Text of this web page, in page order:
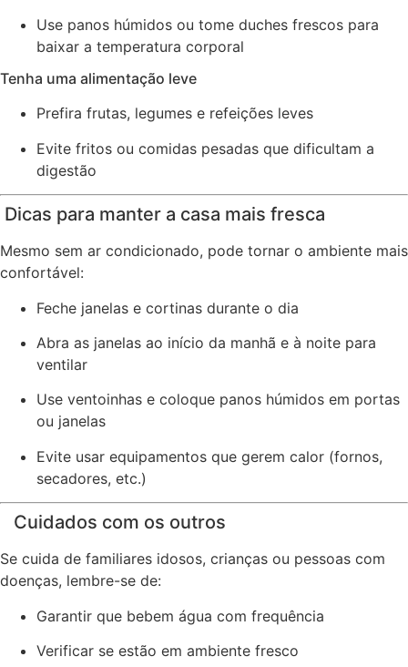
Use panos húmidos ou tome duches frescos para
baixar a temperatura corporal
Tenha uma alimentação leve
Prefira frutas, legumes e refeições leves
Evite fritos ou comidas pesadas que dificultam a
digestão
️ Dicas para manter a casa mais fresca
Mesmo sem ar condicionado, pode tornar o ambiente mais
confortável:
Feche janelas e cortinas durante o dia
Abra as janelas ao início da manhã e à noite para
ventilar
Use ventoinhas e coloque panos húmidos em portas
ou janelas
Evite usar equipamentos que gerem calor (fornos,
secadores, etc.)
‍ ‍ ‍ Cuidados com os outros
Se cuida de familiares idosos, crianças ou pessoas com
doenças, lembre-se de:
Garantir que bebem água com frequência
Verificar se estão em ambiente fresco